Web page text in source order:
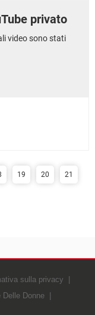
privato
video sono stati
19 20 21
sulla privacy
Delle Donne